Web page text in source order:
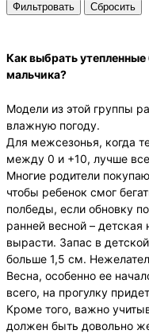
Cбросить
Как выбрать
мальчика?
Модели из этой группы
влажную погоду.
Для межсезонья, когда
между 0 и +10, лучше
Многие родители
чтобы ребенок смог
полбеды, если обновку
ранней весной –
вырасти. Запас в
больше 1,5 см.
Весна, особенно ее
всего, на прогулку
Кроме того, важно
должен быть довольно